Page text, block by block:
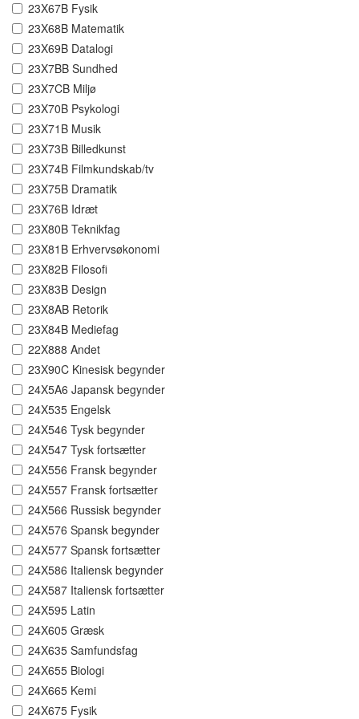
23X67B Fysik
23X68B Matematik
23X69B Datalogi
23X7BB Sundhed
23X7CB Miljø
23X70B Psykologi
23X71B Musik
23X73B Billedkunst
23X74B Filmkundskab/tv
23X75B Dramatik
23X76B Idræt
23X80B Teknikfag
23X81B Erhvervsøkonomi
23X82B Filosofi
23X83B Design
23X8AB Retorik
23X84B Mediefag
22X888 Andet
23X90C Kinesisk begynder
24X5A6 Japansk begynder
24X535 Engelsk
24X546 Tysk begynder
24X547 Tysk fortsætter
24X556 Fransk begynder
24X557 Fransk fortsætter
24X566 Russisk begynder
24X576 Spansk begynder
24X577 Spansk fortsætter
24X586 Italiensk begynder
24X587 Italiensk fortsætter
24X595 Latin
24X605 Græsk
24X635 Samfundsfag
24X655 Biologi
24X665 Kemi
24X675 Fysik